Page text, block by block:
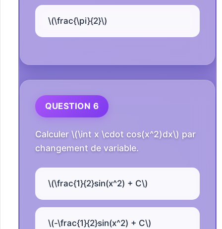
\(\frac{\pi}{2}\)
QUESTION 6
Calculer \(\int x \cdot cos(x^2)dx\) par
changement de variable.
\(\frac{1}{2}sin(x^2) + C\)
\(-\frac{1}{2}sin(x^2) + C\)